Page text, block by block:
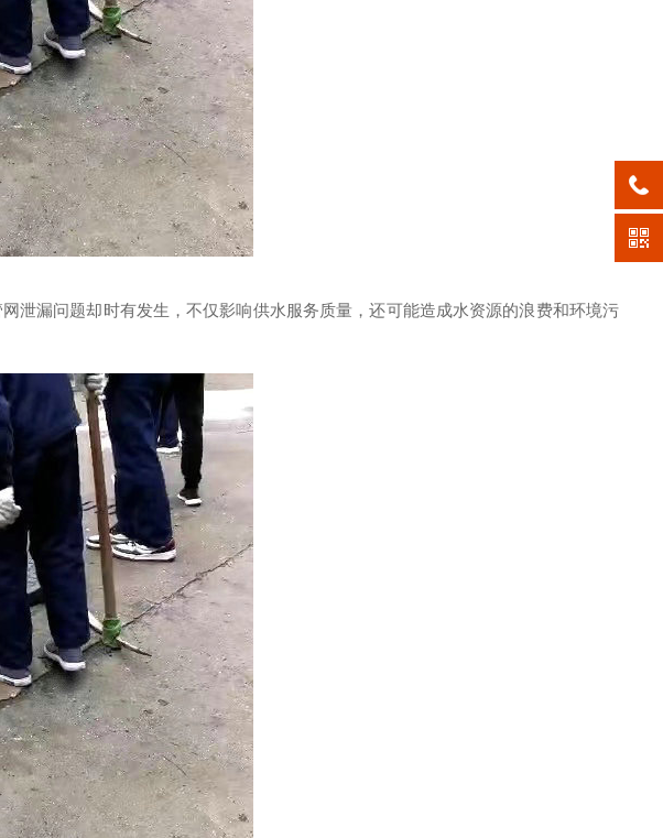
漏问题却时有发生，不仅影响供水服务质量，还可能造成水资源的浪费和环境污